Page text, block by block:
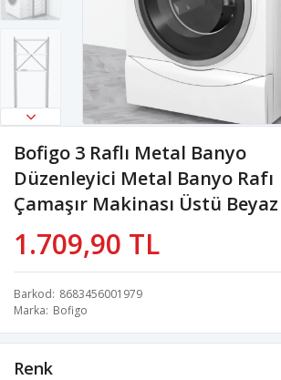
Bofigo 3 Raflı Metal Banyo
Düzenleyici Metal Banyo Rafı
Çamaşır Makinası Üstü Beyaz
1.709,90 TL
Barkod 8683456001979
Marka Bofigo
Renk